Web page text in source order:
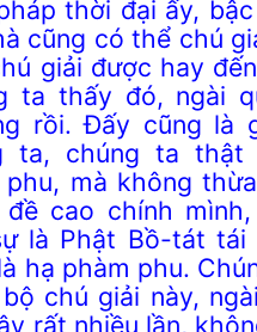
thời đại ấy,
cũng có thể chú
giải được hay
ta thấy đó, ngài
rồi. Đấy cũng là
ta, chúng ta
phu, mà không
đề cao chính
là Phật Bồ-tát tái
hạ phàm phu.
chú giải này,
rất nhiều lần,